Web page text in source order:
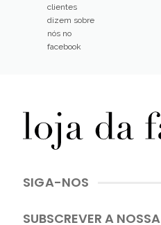
clientes
dizem sobre
nós no
facebook
SIGA-NOS
SUBSCREVER A NOSSA